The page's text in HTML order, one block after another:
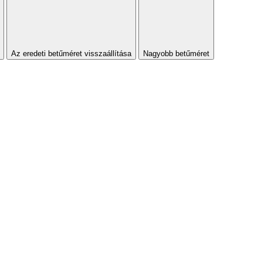
Az eredeti betűméret visszaállítása Nagyobb betűméret